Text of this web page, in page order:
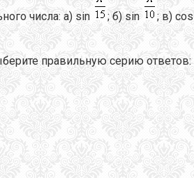
числа: а) sin ; б) sin ; в) cos
правильную серию ответов: